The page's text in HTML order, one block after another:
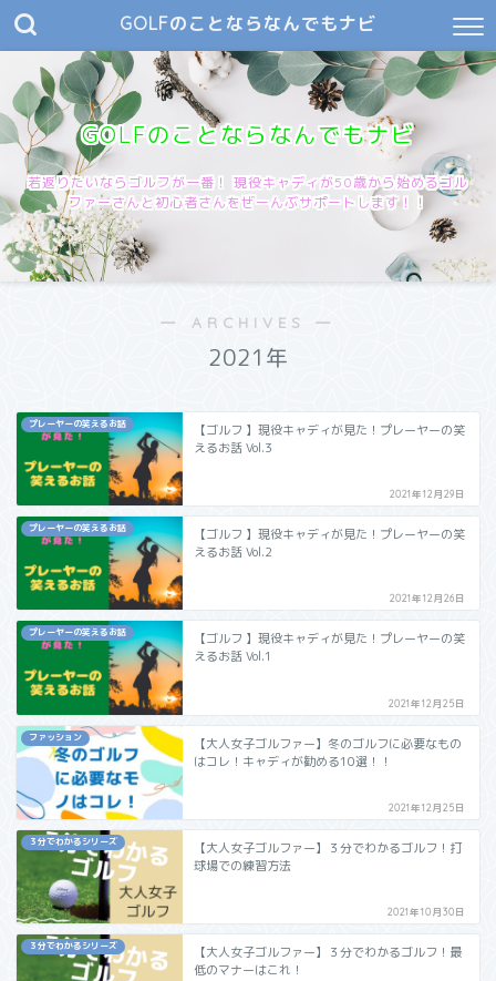
GOLFのことならなんでもナビ
GOLFのことならなんでもナビ
若返りたいならゴルフが一番！ 現役キャディが50歳から始めるゴル
ファーさんと初心者さんをぜーんぶサポートします！！
― ARCHIVES ―
2021年
プレーヤーの笑えるお話
【ゴルフ 】現役キャディが見た！プレーヤーの笑
えるお話 Vol.3
2021年12月29日
プレーヤーの笑えるお話
【ゴルフ 】現役キャディが見た！プレーヤーの笑
えるお話 Vol.2
2021年12月26日
プレーヤーの笑えるお話
【ゴルフ 】現役キャディが見た！プレーヤーの笑
えるお話 Vol.1
2021年12月25日
ファッション
【大人女子ゴルファー】冬のゴルフに必要なもの
はコレ！キャディが勧める10選！！
2021年12月25日
３分でわかるシリーズ
【大人女子ゴルファー】３分でわかるゴルフ！打
球場での練習方法
2021年10月30日
３分でわかるシリーズ
【大人女子ゴルファー】３分でわかるゴルフ！最
低のマナーはこれ！